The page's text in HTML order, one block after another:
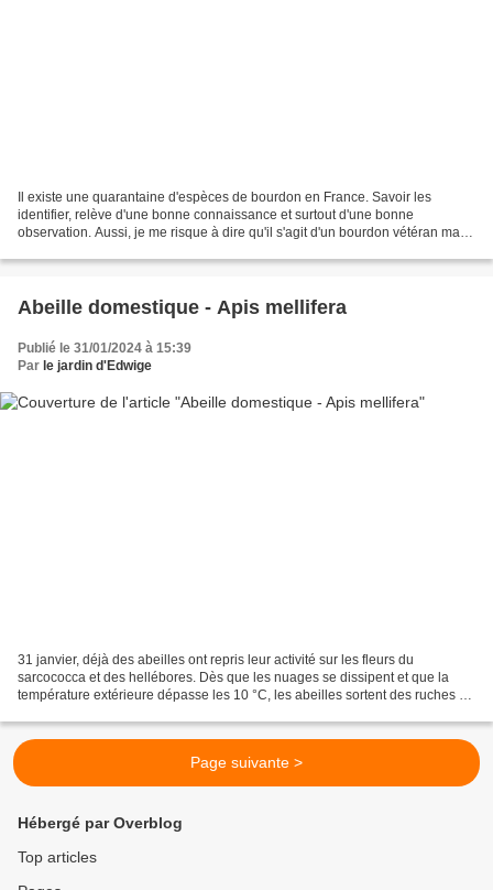
Il existe une quarantaine d'espèces de bourdon en France. Savoir les
identifier, relève d'une bonne connaissance et surtout d'une bonne
observation. Aussi, je me risque à dire qu'il s'agit d'un bourdon vétéran mais
Abeille domestique - Apis mellifera
Publié le 31/01/2024 à 15:39
Par le jardin d'Edwige
31 janvier, déjà des abeilles ont repris leur activité sur les fleurs du
sarcococca et des hellébores. Dès que les nuages se dissipent et que la
température extérieure dépasse les 10 °C, les abeilles sortent des ruches et
Page suivante >
Hébergé par Overblog
Top articles